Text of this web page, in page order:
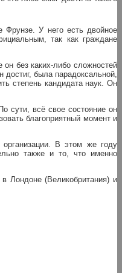
У него есть двойное
так как граждане
он без каких-либо сложностей
была парадоксальной,
степень кандидата наук. Он
сути, всё свое состояние он
благоприятный момент и
В этом же году
также и то, что именно
Лондоне (Великобритания) и